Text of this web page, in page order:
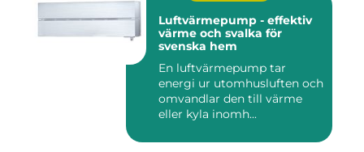
Luftvärmepump - effektiv
värme och svalka för
svenska hem
En luftvärmepump tar
energi ur utomhusluften och
omvandlar den till värme
eller kyla inomh...